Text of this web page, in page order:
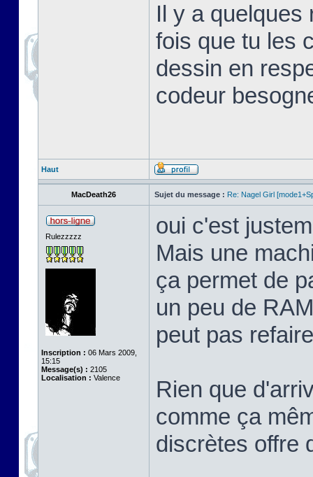
Il y a quelques
fois que tu les
dessin en
codeur
Haut
MacDeath26 Sujet du message : Re: Nagel Girl
Rulezzzzz
Inscription : 06 Mars 2009,
15:15
Message(s) : 2105
Localisation : Valence
oui c'est
Mais une
ça permet de
un peu de
peut pas
Rien que
comme ça
discrètes offre